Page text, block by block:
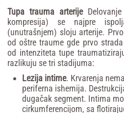
Tupa trauma arterije
kompresija) se najpre
(unutrašnjem) sloju arterije.
od oštre traume gde prvo
od intenziteta tupe
razlikuju se tri stadijuma:
Lezija intime. Krvarenja
periferna ishemija.
dugačak segment. Intima
cirkumferencijom, sa